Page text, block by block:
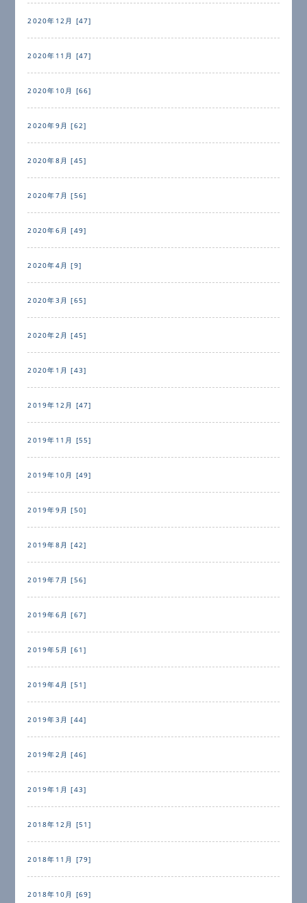
2020年12月 [47]
2020年11月 [47]
2020年10月 [66]
2020年9月 [62]
2020年8月 [45]
2020年7月 [56]
2020年6月 [49]
2020年4月 [9]
2020年3月 [65]
2020年2月 [45]
2020年1月 [43]
2019年12月 [47]
2019年11月 [55]
2019年10月 [49]
2019年9月 [50]
2019年8月 [42]
2019年7月 [56]
2019年6月 [67]
2019年5月 [61]
2019年4月 [51]
2019年3月 [44]
2019年2月 [46]
2019年1月 [43]
2018年12月 [51]
2018年11月 [79]
2018年10月 [69]